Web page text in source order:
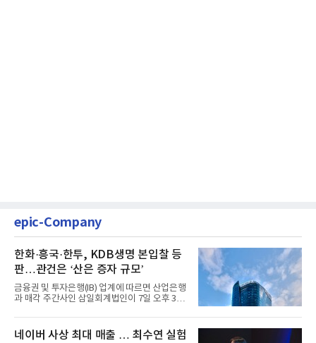
epic-Company
한화·흥국·한투, KDB생명 본입찰 등
판…관건은 ‘산은 증자 규모’
금융권 및 투자은행(IB) 업계에 따르면 산업은행
과 매각 주간사인 삼일회계법인이 7일 오후 3시
네이버 사상 최대 매출 … 최수연 실험